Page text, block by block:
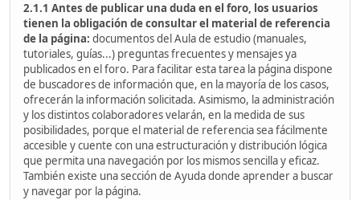
2.1.1 Antes de publicar una duda en el foro, los usuarios
tienen la obligación de consultar el material de referencia
de la página: documentos del Aula de estudio (manuales,
tutoriales, guías...) preguntas frecuentes y mensajes ya
publicados en el foro. Para facilitar esta tarea la página dispone
de buscadores de información que, en la mayoría de los casos,
ofrecerán la información solicitada. Asimismo, la administración
y los distintos colaboradores velarán, en la medida de sus
posibilidades, porque el material de referencia sea fácilmente
accesible y cuente con una estructuración y distribución lógica
que permita una navegación por los mismos sencilla y eficaz.
También existe una sección de Ayuda donde aprender a buscar
y navegar por la página.